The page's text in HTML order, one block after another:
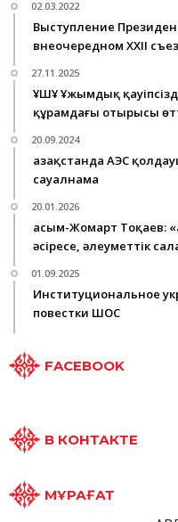
02.03.2022
Выступление
внеочередном ХХІІ
27.11.2025
ҰҚШҰ Ұжымдық
құрамдағы отырысы
20.09.2024
Қазақстанда АЭС
сауалнама
20.01.2026
Қасым-Жомарт Тоқаев:
әсіресе, әлеуметтік
01.09.2025
Институциональное
повестки ШОС
FACEBOOK
В КОНТАКТЕ
МҰРАҒАТ